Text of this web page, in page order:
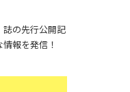
誌の先行公開記
報を発信！